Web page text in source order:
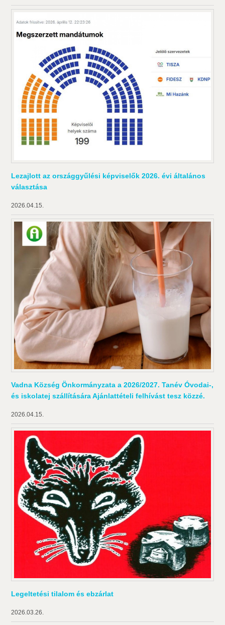
Lezajlott az országgyűlési képviselők 2026. évi általános
választása
2026.04.15.
Vadna Község Önkormányzata a 2026/2027. Tanév Óvodai-,
és iskolatej szállítására Ajánlattételi felhívást tesz közzé.
2026.04.15.
Legeltetési tilalom és ebzárlat
2026.03.26.